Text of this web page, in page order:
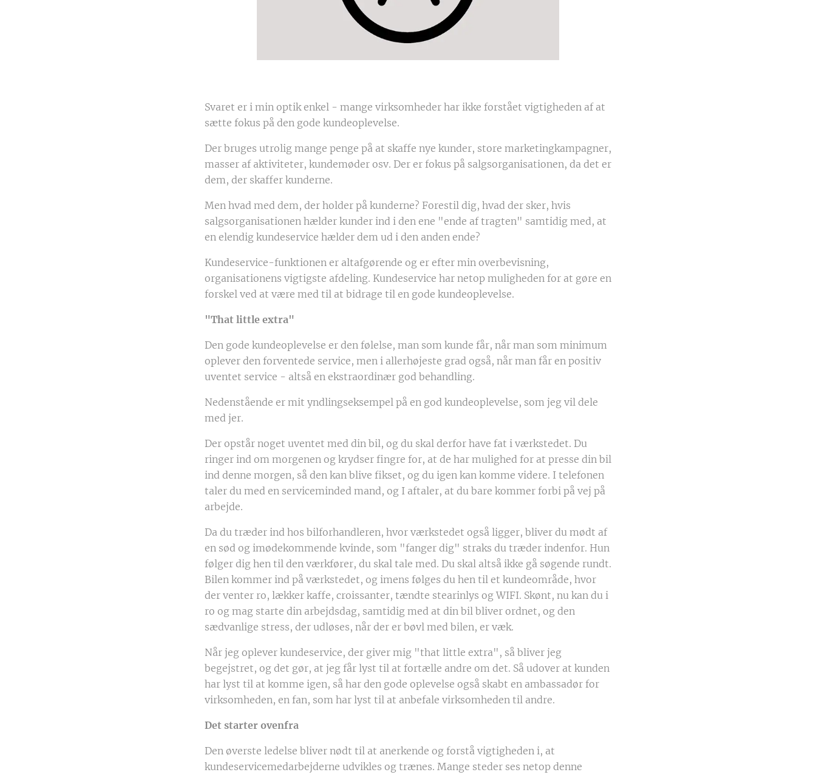
Svaret er i min optik enkel - mange virksomheder har ikke forstået vigtigheden af at
sætte fokus på den gode kundeoplevelse.
Der bruges utrolig mange penge på at skaffe nye kunder, store marketingkampagner,
masser af aktiviteter, kundemøder osv. Der er fokus på salgsorganisationen, da det er
dem, der skaffer kunderne.
Men hvad med dem, der holder på kunderne? Forestil dig, hvad der sker, hvis
salgsorganisationen hælder kunder ind i den ene "ende af tragten" samtidig med, at
en elendig kundeservice hælder dem ud i den anden ende?
Kundeservice-funktionen er altafgørende og er efter min overbevisning,
organisationens vigtigste afdeling. Kundeservice har netop muligheden for at gøre en
forskel ved at være med til at bidrage til en gode kundeoplevelse.
"That little extra"
Den gode kundeoplevelse er den følelse, man som kunde får, når man som minimum
oplever den forventede service, men i allerhøjeste grad også, når man får en positiv
uventet service - altså en ekstraordinær god behandling.
Nedenstående er mit yndlingseksempel på en god kundeoplevelse, som jeg vil dele
med jer.
Der opstår noget uventet med din bil, og du skal derfor have fat i værkstedet. Du
ringer ind om morgenen og krydser fingre for, at de har mulighed for at presse din bil
ind denne morgen, så den kan blive fikset, og du igen kan komme videre. I telefonen
taler du med en serviceminded mand, og I aftaler, at du bare kommer forbi på vej på
arbejde.
Da du træder ind hos bilforhandleren, hvor værkstedet også ligger, bliver du mødt af
en sød og imødekommende kvinde, som "fanger dig" straks du træder indenfor. Hun
følger dig hen til den værkfører, du skal tale med. Du skal altså ikke gå søgende rundt.
Bilen kommer ind på værkstedet, og imens følges du hen til et kundeområde, hvor
der venter ro, lækker kaffe, croissanter, tændte stearinlys og WIFI. Skønt, nu kan du i
ro og mag starte din arbejdsdag, samtidig med at din bil bliver ordnet, og den
sædvanlige stress, der udløses, når der er bøvl med bilen, er væk.
Når jeg oplever kundeservice, der giver mig "that little extra", så bliver jeg
begejstret, og det gør, at jeg får lyst til at fortælle andre om det. Så udover at kunden
har lyst til at komme igen, så har den gode oplevelse også skabt en ambassadør for
virksomheden, en fan, som har lyst til at anbefale virksomheden til andre.
Det starter ovenfra
Den øverste ledelse bliver nødt til at anerkende og forstå vigtigheden i, at
kundeservicemedarbejderne udvikles og trænes. Mange steder ses netop denne